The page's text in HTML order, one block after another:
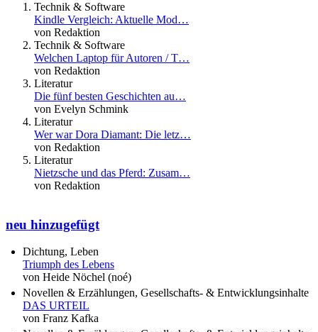
Technik & Software
Kindle Vergleich: Aktuelle Mod…
von Redaktion
Technik & Software
Welchen Laptop für Autoren / T…
von Redaktion
Literatur
Die fünf besten Geschichten au…
von Evelyn Schmink
Literatur
Wer war Dora Diamant: Die letz…
von Redaktion
Literatur
Nietzsche und das Pferd: Zusam…
von Redaktion
neu hinzugefügt
Dichtung, Leben
Triumph des Lebens
von Heide Nöchel (noé)
Novellen & Erzählungen, Gesellschafts- & Entwicklungsinhalte
DAS URTEIL
von Franz Kafka